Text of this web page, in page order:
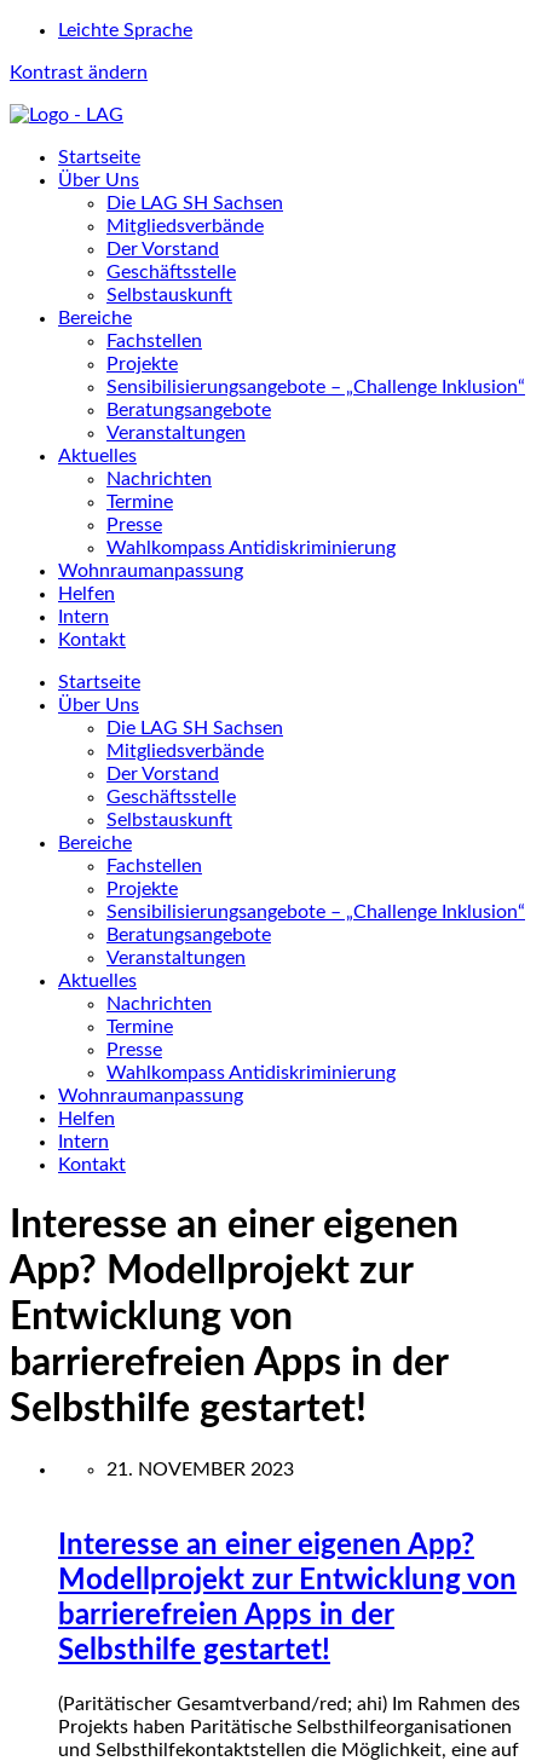
Leichte Sprache
Kontrast ändern
Startseite
Über Uns
Die LAG SH Sachsen
Mitgliedsverbände
Der Vorstand
Geschäftsstelle
Selbstauskunft
Bereiche
Fachstellen
Projekte
Sensibilisierungsangebote – „Challenge Inklusion“
Beratungsangebote
Veranstaltungen
Aktuelles
Nachrichten
Termine
Presse
Wahlkompass Antidiskriminierung
Wohnraumanpassung
Helfen
Intern
Kontakt
Startseite
Über Uns
Die LAG SH Sachsen
Mitgliedsverbände
Der Vorstand
Geschäftsstelle
Selbstauskunft
Bereiche
Fachstellen
Projekte
Sensibilisierungsangebote – „Challenge Inklusion“
Beratungsangebote
Veranstaltungen
Aktuelles
Nachrichten
Termine
Presse
Wahlkompass Antidiskriminierung
Wohnraumanpassung
Helfen
Intern
Kontakt
Interesse an einer eigenen
App? Modellprojekt zur
Entwicklung von
barrierefreien Apps in der
Selbsthilfe gestartet!
21. NOVEMBER 2023
Interesse an einer eigenen App?
Modellprojekt zur Entwicklung von
barrierefreien Apps in der
Selbsthilfe gestartet!
(Paritätischer Gesamtverband/red; ahi) Im Rahmen des
Projekts haben Paritätische Selbsthilfeorganisationen
und Selbsthilfekontaktstellen die Möglichkeit, eine auf